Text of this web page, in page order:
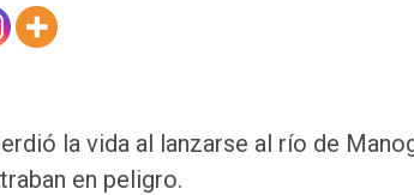
la vida al lanzarse al río de
en peligro.